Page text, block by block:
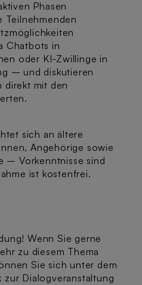
Phasen
Teilnehmenden
Chatbots in
oder KI-Zwillinge in
– und diskutieren
direkt mit den
sich an ältere
Angehörige sowie
– Vorkenntnisse sind
ist kostenfrei.
Wenn Sie gerne
zu diesem Thema
Sie sich unter dem
zur Dialogveranstaltung